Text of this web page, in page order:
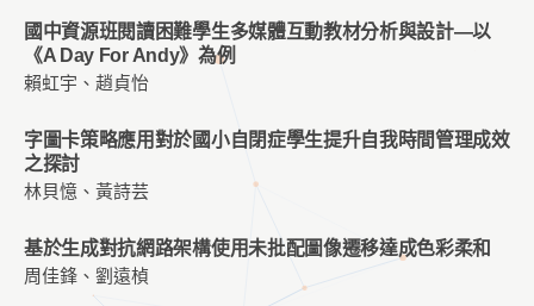
國中資源班閱讀困難學生多媒體互動教材分析與設計—以
《A Day For Andy》為例
賴虹宇、趙貞怡
字圖卡策略應用對於國小自閉症學生提升自我時間管理成效
之探討
林貝憶、黃詩芸
基於生成對抗網路架構使用未批配圖像遷移達成色彩柔和
周佳鋒、劉遠楨